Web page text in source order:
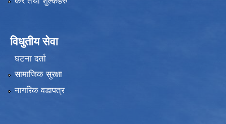
विधुतीय सेवा
घटना दर्ता
सामाजिक सुरक्षा
नागरिक वडापत्र